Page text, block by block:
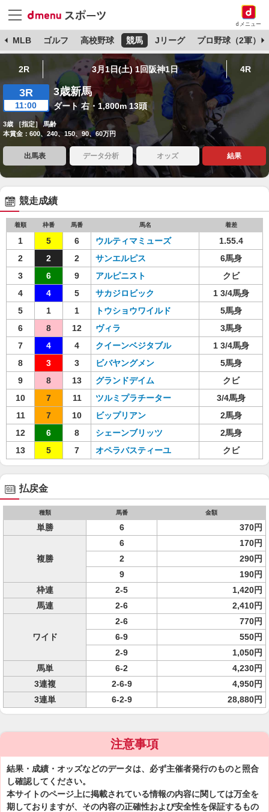
dメニュー
MLB ゴルフ 高校野球 競馬 Jリーグ プロ野球（2軍）
2R 3月1日(土) 1回阪神1日 4R
3R
11:00
3歳新馬
ダート 右・1,800m 13頭
3歳 ［指定］ 馬齢
本賞金：600、240、150、90、60万円
出馬表 データ分析 オッズ 結果
競走成績
着順 枠番 馬番 馬名 着差
1 5 6 ウルティマミューズ
1.55.4
2
2 2 サンエルピス
6馬身
3
6 9 アルピニスト
クビ
4
4 5 サカジロビック
1 3/4馬身
5
1 1 トウショウワイルド
5馬身
6
8 12 ヴィラ
3馬身
7
4 4 クイーンベジタブル
1 3/4馬身
8
3 3 ビバヤングメン
5馬身
9
8 13 グランドデイム
クビ
10
7 11 ツルミプラチーター
3/4馬身
11
7 10 ビップリアン
2馬身
12
6 8 シェーンブリッツ
2馬身
13
5 7 オペラバスティーユ クビ
払戻金
種類 馬番 金額
単勝 6 370円
複勝
6
170円
2
290円
9
190円
枠連
2-5
1,420円
馬連
2-6 2,410円
ワイド
2-6
770円
6-9
550円
2-9
1,050円
馬単
6-2
4,230円
3連複
2-6-9
4,950円
3連単
6-2-9 28,880円
注意事項
結果・成績・オッズなどのデータは、必ず主催者発行のものと照合
し確認してください。
本サイトのページ上に掲載されている情報の内容に関しては万全を
期しておりますが、その内容の正確性および安全性を保証するもの